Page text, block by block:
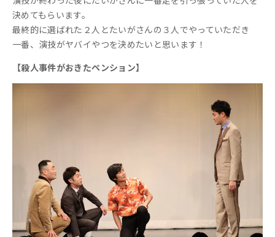
決めてもらいます。
最終的に選ばれた２人とたいがさんの３人でやっていただき
一番、演技がヤバイやつを決めたいと思います！
【殺人事件がおきたペンション】